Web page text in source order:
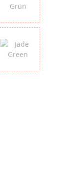
Neon Grün